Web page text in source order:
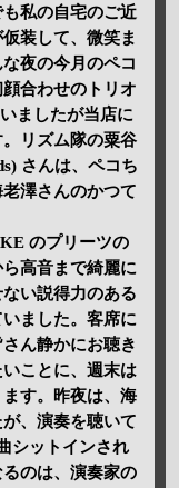
私の自宅のご近
装して、微笑ま
夜の今月のペコ
合わせのトリオ
ましたが当店に
リズム隊の粟谷
さんは、ペコち
澤さんのかつて
のプリーツの
高音まで綺麗に
い説得力のある
ました。客席に
ん静かにお聴き
ことに、週末は
す。昨夜は、海
、演奏を聴いて
シットインされ
のは、演奏家の